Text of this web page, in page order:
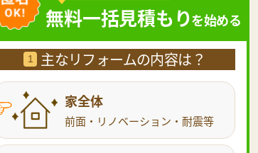
無料一括見積もりを始める
1 主なリフォームの内容は？
家全体
前面・リノベーション・耐震等